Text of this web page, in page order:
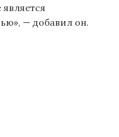
— добавил он.